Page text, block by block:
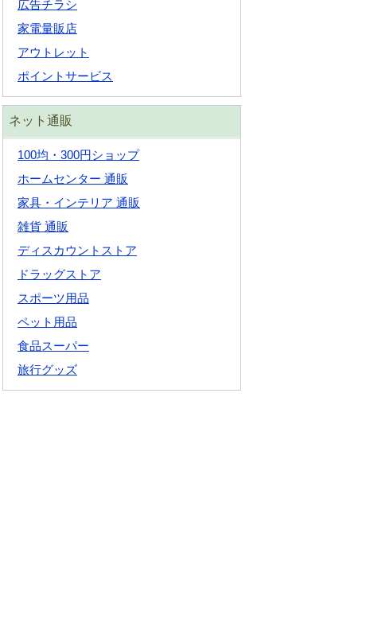
広告チラシ
家電量販店
アウトレット
ポイントサービス
ネット通販
100均・300円ショップ
ホームセンター 通販
家具・インテリア 通販
雑貨 通販
ディスカウントストア
ドラッグストア
スポーツ用品
ペット用品
食品スーパー
旅行グッズ